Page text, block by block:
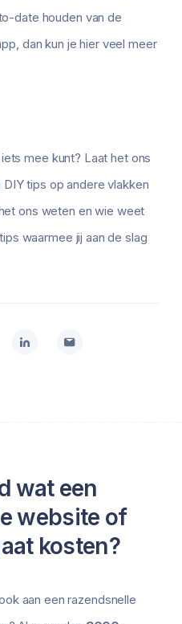
date houden van de
dan kun je hier veel meer
mee kunt? Laat het ons
tips op andere vlakken
ons weten en wie weet
waarmee jij aan de slag
wat een
website of
kosten?
aan een razendsnelle